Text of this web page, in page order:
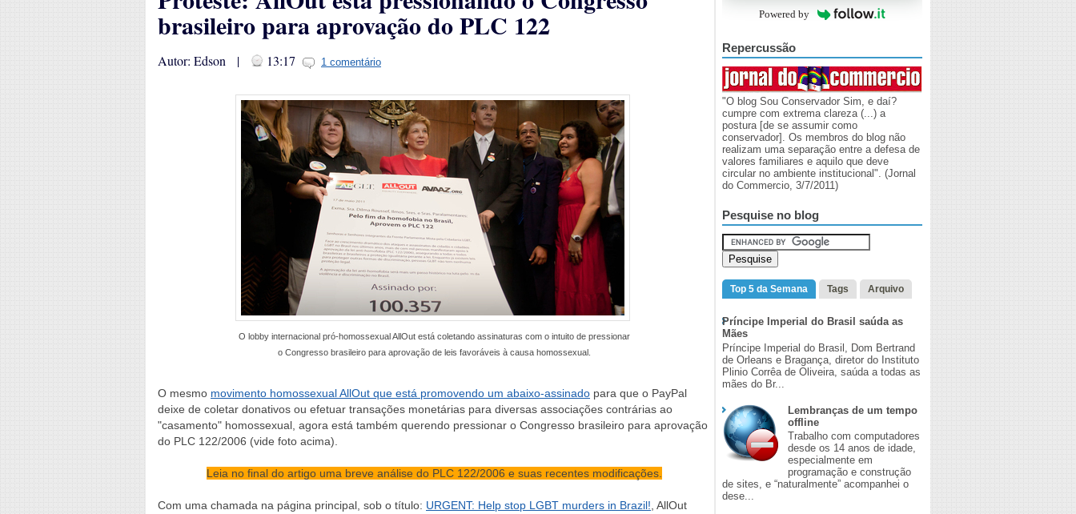
brasileiro para aprovação do PLC 122
Autor: Edson | 13:17 1 comentário
O lobby internacional pró-homossexual AllOut está coletando assinaturas com o intuito de pressionar
o Congresso brasileiro para aprovação de leis favoráveis à causa homossexual.
O mesmo movimento homossexual AllOut que está promovendo um abaixo-assinado para que o PayPal
deixe de coletar donativos ou efetuar transações monetárias para diversas associações contrárias ao
"casamento" homossexual, agora está também querendo pressionar o Congresso brasileiro para aprovação
do PLC 122/2006 (vide foto acima).
Leia no final do artigo uma breve análise do PLC 122/2006 e suas recentes modificações.
Com uma chamada na página principal, sob o título: URGENT: Help stop LGBT murders in Brazil!, AllOut
Powered by
Repercussão
"O blog Sou Conservador Sim, e daí?
cumpre com extrema clareza (...) a
postura [de se assumir como
conservador]. Os membros do blog não
realizam uma separação entre a defesa de
valores familiares e aquilo que deve
circular no ambiente institucional". (Jornal
do Commercio, 3/7/2011)
Pesquise no blog
Top 5 da Semana Tags Arquivo
Príncipe Imperial do Brasil saúda as
Mães
Príncipe Imperial do Brasil, Dom Bertrand
de Orleans e Bragança, diretor do Instituto
Plinio Corrêa de Oliveira, saúda a todas as
mães do Br...
Lembranças de um tempo
offline
Trabalho com computadores
desde os 14 anos de idade,
especialmente em
programação e construção
de sites, e “naturalmente” acompanhei o
dese...